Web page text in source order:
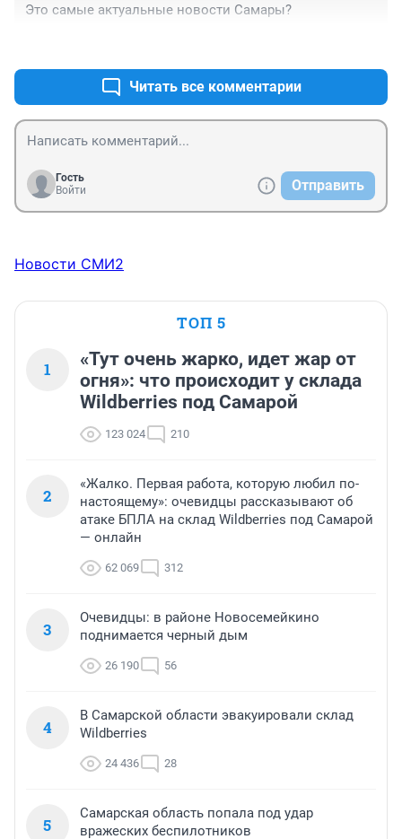
Это самые актуальные новости Самары?
Читать все комментарии
Гость
Войти
Отправить
Новости СМИ2
ТОП 5
1
«Тут очень жарко, идет жар от
огня»: что происходит у склада
Wildberries под Самарой
123 024 210
2
«Жалко. Первая работа, которую любил по-
настоящему»: очевидцы рассказывают об
атаке БПЛА на склад Wildberries под Самарой
— онлайн
62 069 312
3
Очевидцы: в районе Новосемейкино
поднимается черный дым
26 190 56
4
В Самарской области эвакуировали склад
Wildberries
24 436 28
5
Самарская область попала под удар
вражеских беспилотников